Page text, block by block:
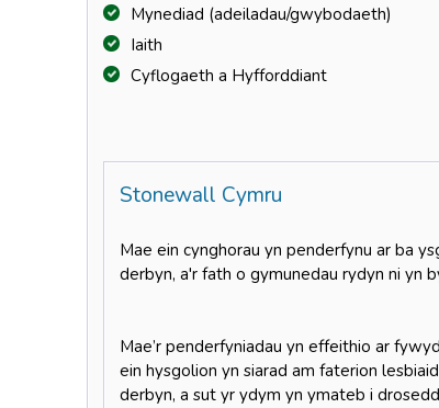
Mynediad (adeiladau/gwybodaeth)
Iaith
Cyflogaeth a Hyfforddiant
Stonewall Cymru
Mae ein cynghorau yn penderfynu ar ba
derbyn, a'r fath o gymunedau rydyn ni yn
Mae’r penderfyniadau yn effeithio ar
ein hysgolion yn siarad am faterion
derbyn, a sut yr ydym yn ymateb i